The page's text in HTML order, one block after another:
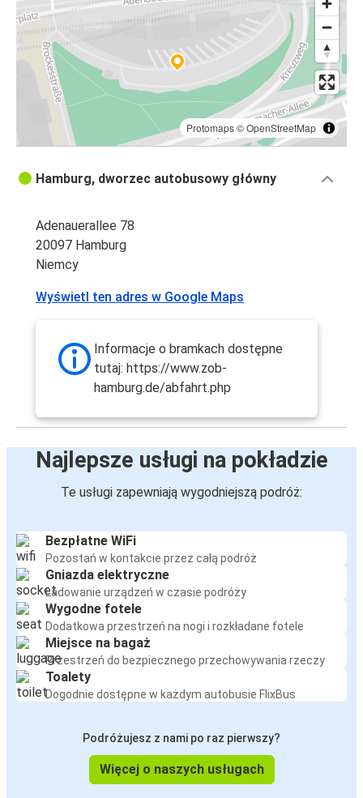
Protomaps©OpenStreetMap
Hamburg, dworzec autobusowy główny
Adenauerallee 78
20097 Hamburg
Niemcy
Wyświetl ten adres w Google Maps
Informacje o bramkach dostępne
tutaj: https://www.zob-
hamburg.de/abfahrt.php
Najlepsze usługi na pokładzie
Te usługi zapewniają wygodniejszą podróż:
Bezpłatne WiFi
Pozostań w kontakcie przez całą podróż
Gniazda elektryczne
Ładowanie urządzeń w czasie podróży
Wygodne fotele
Dodatkowa przestrzeń na nogi i rozkładane fotele
Miejsce na bagaż
Przestrzeń do bezpiecznego przechowywania rzeczy
Toalety
Dogodnie dostępne w każdym autobusie FlixBus
Podróżujesz z nami po raz pierwszy?
Więcej o naszych usługach